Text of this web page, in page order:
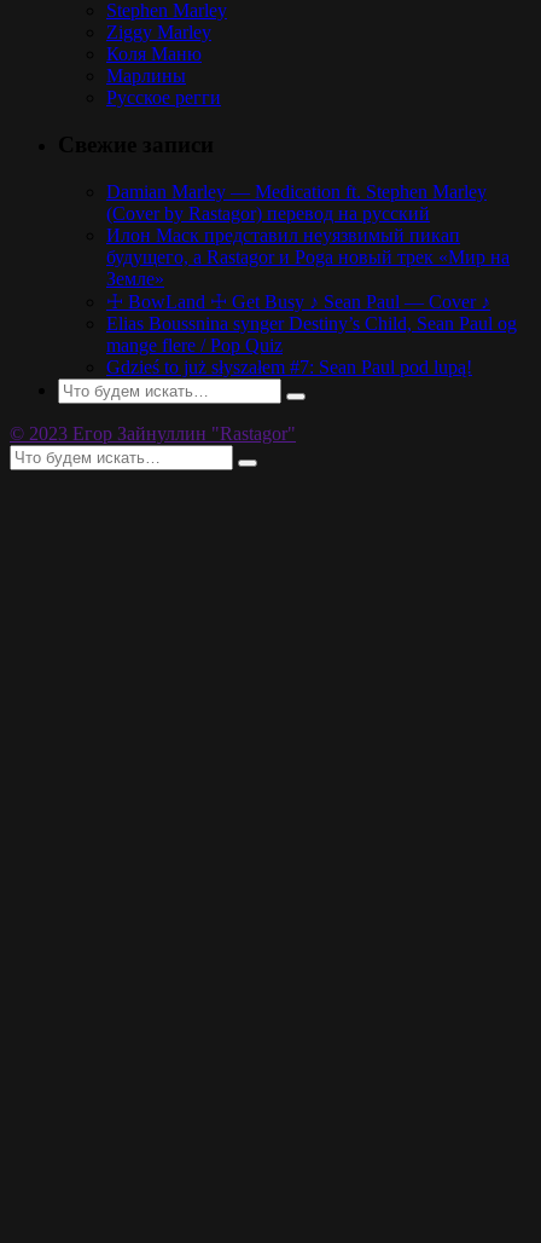
Stephen Marley
Ziggy Marley
Коля Маню
Марлины
Русское регги
Damian Marley — Medication ft. Stephen Marley
(Cover by Rastagor) перевод на русский
Илон Маск представил неуязвимый пикап
будущего, а Rastagor и Poga новый трек «Мир на
Земле»
☩ BowLand ☩ Get Busy ♪ Sean Paul — Cover ♪
Elias Boussnina synger Destiny’s Child, Sean Paul og
mange flere / Pop Quiz
Gdzieś to już słyszałem #7: Sean Paul pod lupą!
© 2023 Егор Зайнуллин "Rastagor"